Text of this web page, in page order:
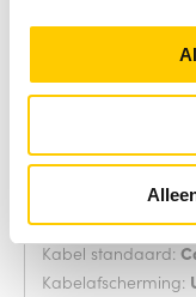
Digitus DK-
netwerkkabel
Snoerlengte:0.25
Kabel standaard:
Kabelafscherming: